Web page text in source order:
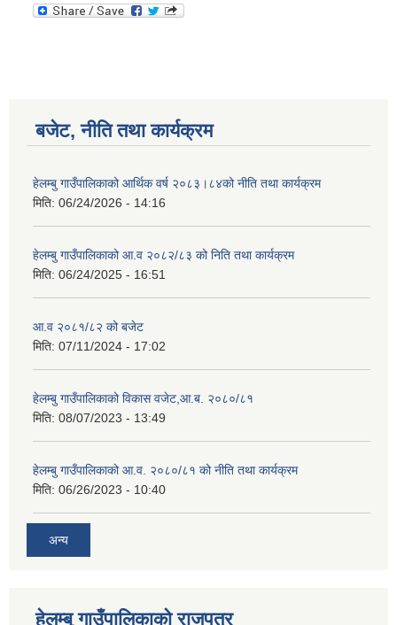
बजेट, नीति तथा कार्यक्रम
हेलम्बु गाउँपालिकाको आर्थिक वर्ष २०८३।८४को नीति तथा कार्यक्रम
मिति: 06/24/2026 - 14:16
हेलम्बु गाउँपालिकाको आ.व २०८२/८३ को निति तथा कार्यक्रम
मिति: 06/24/2025 - 16:51
आ.व २०८१/८२ को बजेट
मिति: 07/11/2024 - 17:02
हेलम्बु गाउँपालिकाको विकास वजेट,आ.ब. २०८०/८१
मिति: 08/07/2023 - 13:49
हेलम्बु गाउँपालिकाको आ.व. २०८०/८१ को नीति तथा कार्यक्रम
मिति: 06/26/2023 - 10:40
अन्य
हेलम्बु गाउँपालिकाको राजपत्र